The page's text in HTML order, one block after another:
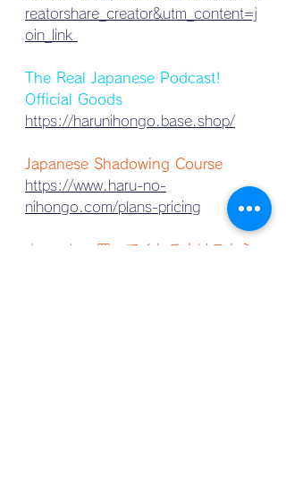
reatorshare_creator&utm_content=j
oin_link
The Real Japanese Podcast!
Official Goods
https://harunihongo.base.shop/
Japanese Shadowing Course
https://www.haru-no-
nihongo.com/plans-pricing
↓コーヒー買ってくれる方はこちら